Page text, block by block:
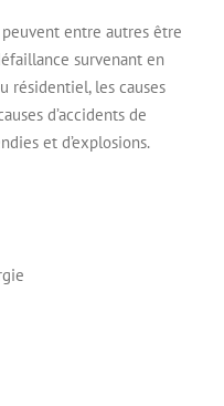
entre autres être
survenant en
résidentiel, les causes
d’accidents de
et d’explosions.